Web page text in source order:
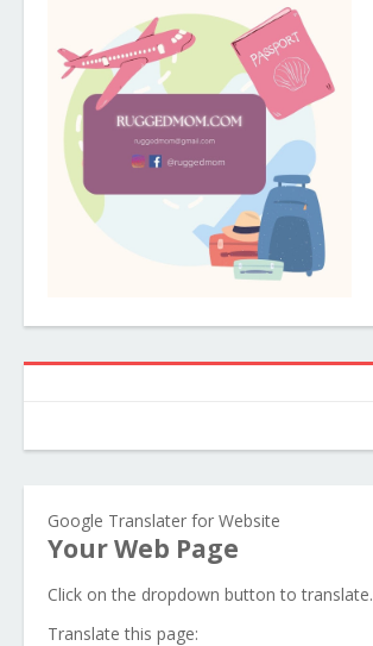
Google Translater for Website
Your Web Page
Click on the dropdown button to translate.
Translate this page: